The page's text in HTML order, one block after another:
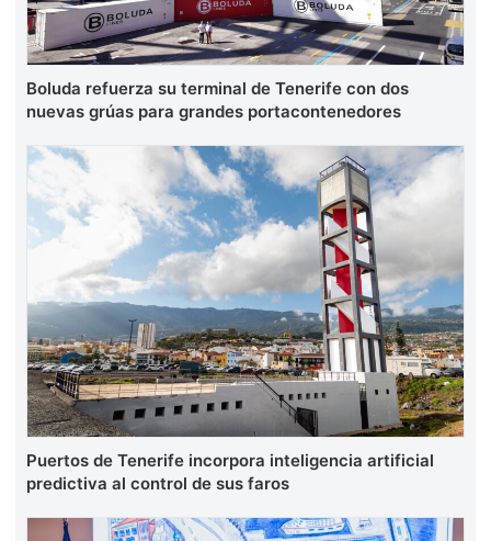
Boluda refuerza su terminal de Tenerife con dos
nuevas grúas para grandes portacontenedores
Puertos de Tenerife incorpora inteligencia artificial
predictiva al control de sus faros